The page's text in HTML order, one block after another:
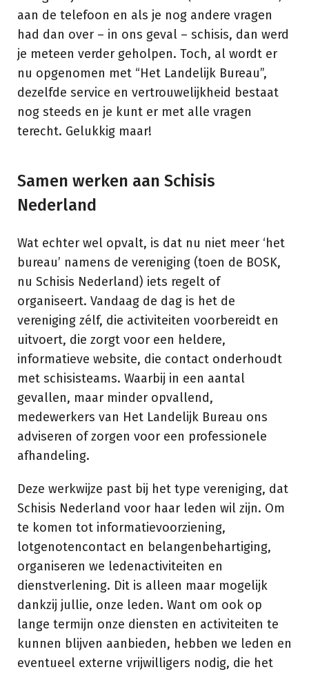
aan de telefoon en als je nog andere vragen
had dan over – in ons geval – schisis, dan werd
je meteen verder geholpen. Toch, al wordt er
nu opgenomen met “Het Landelijk Bureau”,
dezelfde service en vertrouwelijkheid bestaat
nog steeds en je kunt er met alle vragen
terecht. Gelukkig maar!
Samen werken aan Schisis
Nederland
Wat echter wel opvalt, is dat nu niet meer ‘het
bureau’ namens de vereniging (toen de BOSK,
nu Schisis Nederland) iets regelt of
organiseert. Vandaag de dag is het de
vereniging zélf, die activiteiten voorbereidt en
uitvoert, die zorgt voor een heldere,
informatieve website, die contact onderhoudt
met schisisteams. Waarbij in een aantal
gevallen, maar minder opvallend,
medewerkers van Het Landelijk Bureau ons
adviseren of zorgen voor een professionele
afhandeling.
Deze werkwijze past bij het type vereniging, dat
Schisis Nederland voor haar leden wil zijn. Om
te komen tot informatievoorziening,
lotgenotencontact en belangenbehartiging,
organiseren we ledenactiviteiten en
dienstverlening. Dit is alleen maar mogelijk
dankzij jullie, onze leden. Want om ook op
lange termijn onze diensten en activiteiten te
kunnen blijven aanbieden, hebben we leden en
eventueel externe vrijwilligers nodig, die het